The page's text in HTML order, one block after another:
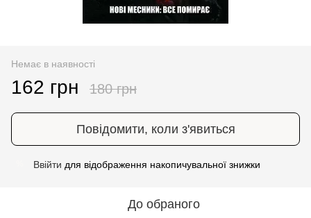
Немає в наявності
162 грн 180 грн
Повідомити, коли з'явиться
Ввійти для відображення накопичувальної знижки
До обраного